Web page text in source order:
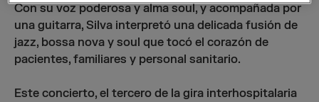
Con su voz poderosa y alma soul, y acompañada por
una guitarra, Silva interpretó una delicada fusión de
jazz, bossa nova y soul que tocó el corazón de
pacientes, familiares y personal sanitario.
Este concierto, el tercero de la gira interhospitalaria